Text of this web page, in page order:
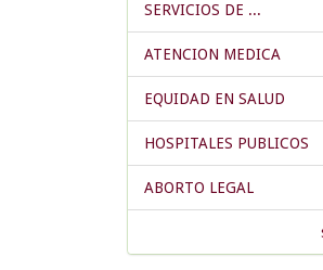
SERVICIOS DE ...
ATENCION MEDICA
EQUIDAD EN SALUD
HOSPITALES PUBLICOS
ABORTO LEGAL